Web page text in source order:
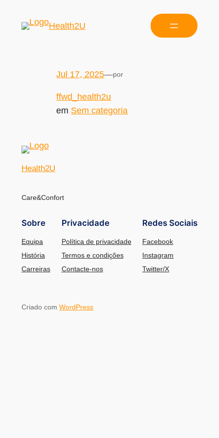
Health2U
Jul 17, 2025—por
ffwd_health2u
em Sem categoria
Health2U
Care&Confort
Sobre
Equipa
História
Carreiras
Privacidade
Política de privacidade
Termos e condições
Contacte-nos
Redes Sociais
Facebook
Instagram
Twitter/X
Criado com WordPress